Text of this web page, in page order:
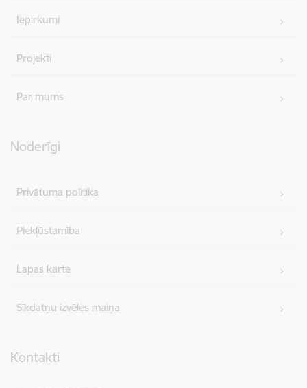
Iepirkumi
Projekti
Par mums
Noderīgi
Privātuma politika
Piekļūstamība
Lapas karte
Sīkdatņu izvēles maiņa
Kontakti